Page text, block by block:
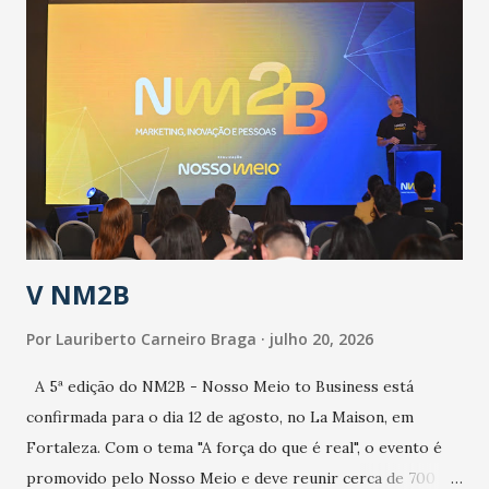
públicos e domiciliares. “Nós não estamos vivendo uma
epidemia comum, como temos em todos os anos, com
aumento de casos de dengue, influenza ou H1N1. Trata-se
de uma epidemia com um vírus diferente, com um poder de
contaminação maior que outros coronavírus”, apontou o
secretário. Segundo ele, é uma epidemia com chance de
contaminação alta, podendo gerar um grande risco à
população e ao sistema de saúde. “Precisamos saber fazer a
estratificação do risco da doença, para não so...
V NM2B
Por Lauriberto Carneiro Braga julho 20, 2026
A 5ª edição do NM2B - Nosso Meio to Business está
confirmada para o dia 12 de agosto, no La Maison, em
Fortaleza. Com o tema "A força do que é real", o evento é
promovido pelo Nosso Meio e deve reunir cerca de 700